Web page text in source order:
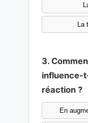
La
3.
influence-
réaction ?
En